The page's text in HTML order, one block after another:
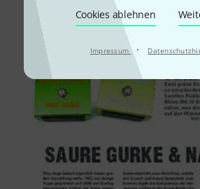
Cookies ablehnen
Impressum ·